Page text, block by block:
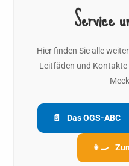
Service
Hier finden Sie alle
Leitfäden und Kontakte
📄 Das OGS-ABC
👩‍🍳